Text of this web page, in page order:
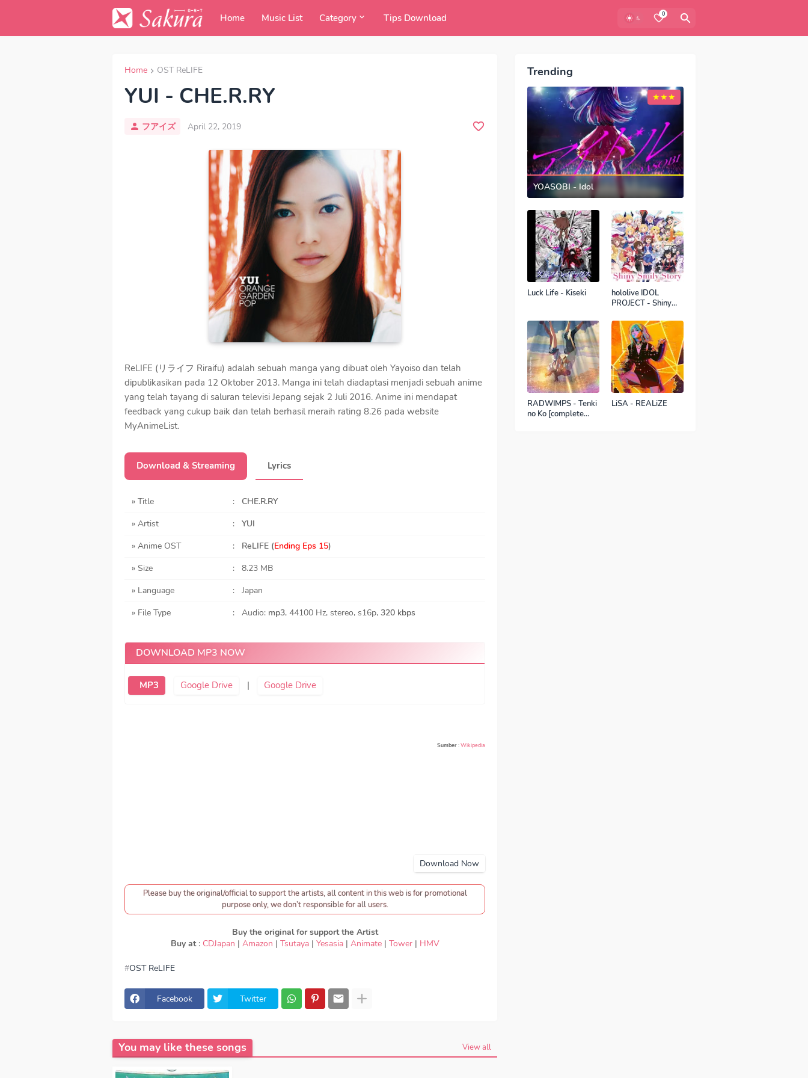
Home Music List Category Tips Download 0
Home OST ReLIFE
YUI - CHE.R.RY
フアイズ April 22, 2019
ReLIFE (リライフ Riraifu) adalah sebuah manga yang dibuat oleh Yayoiso dan telah
dipublikasikan pada 12 Oktober 2013. Manga ini telah diadaptasi menjadi sebuah anime
yang telah tayang di saluran televisi Jepang sejak 2 Juli 2016. Anime ini mendapat
feedback yang cukup baik dan telah berhasil meraih rating 8.26 pada website
MyAnimeList.
Download & Streaming Lyrics
» Title :
CHE.R.RY
» Artist
:
YUI
» Anime OST
: ReLIFE (Ending Eps 15)
» Size
:
8.23 MB
» Language
:
Japan
» File Type
: Audio: mp3, 44100 Hz, stereo, s16p, 320 kbps
DOWNLOAD MP3 NOW
MP3 Google Drive | Google Drive
Sumber:Wikipedia
Download Now
Please buy the original/official to support the artists, all content in this web is for promotional
purpose only, we don’t responsible for all users.
Buy the original for support the Artist
Buy at : CDJapan | Amazon | Tsutaya| Yesasia| Animate| Tower| HMV
OST ReLIFE
CHE.R.RY, lirik YUI - CHE.R.RY, lyrics YUI - CHE.R.RY, OST ReLIFE ED, OST ReLIFE OP,
download YUI - CHE.R.RY mp3, YUI - CHE.R.RY full version, YUI - CHE.R.RY download
mp3 320kbps, YUI - CHE.R.RY MP3, Download Lagu Japan YUI - CHE.R.RY FULL download
Facebook Twitter
You may like these songs View all
Trending
YOASOBI - Idol
Luck Life - Kiseki
hololive IDOL
PROJECT - Shiny
RADWIMPS - Tenki
no Ko [complete
LiSA - REALiZE